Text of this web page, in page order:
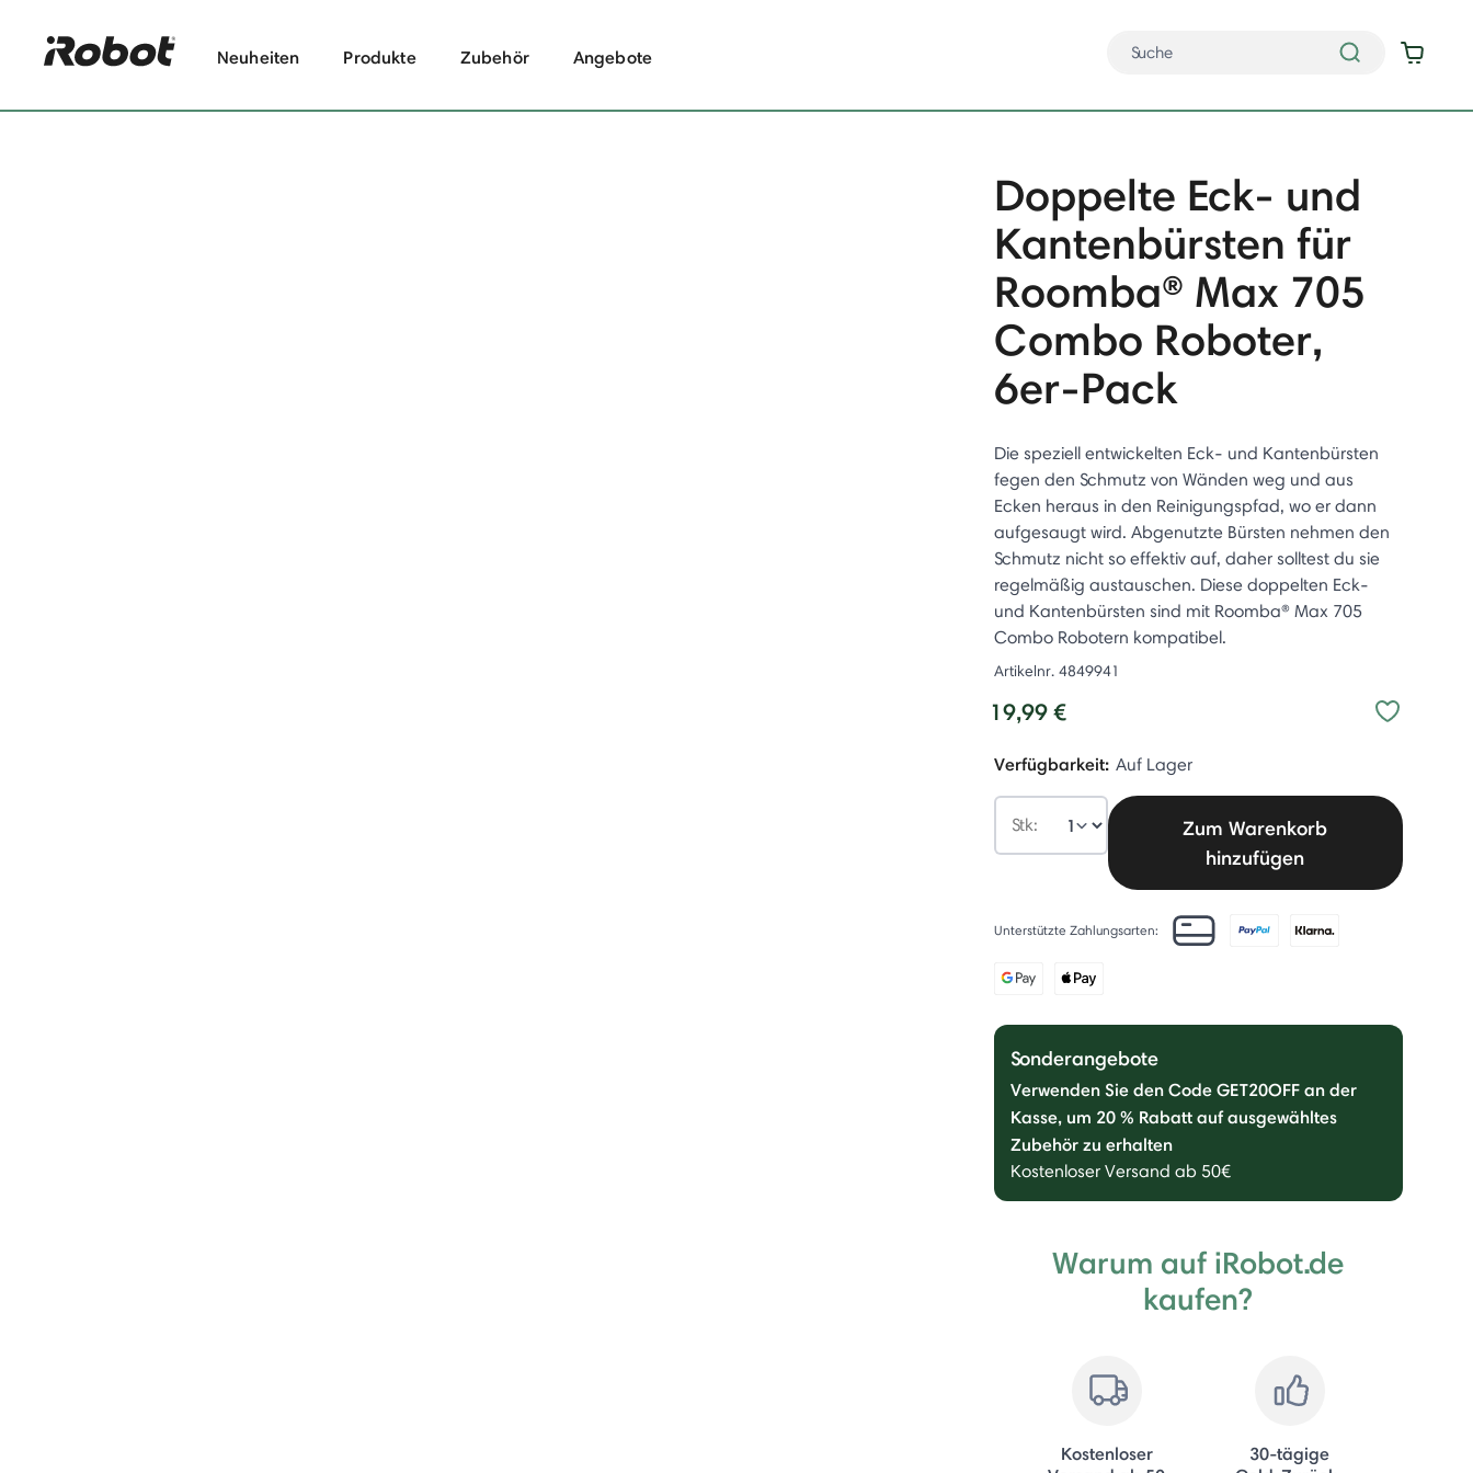
Neuheiten Produkte Zubehör Angebote
Doppelte Eck- und
Kantenbürsten für
Roomba® Max 705
Combo Roboter,
6er-Pack
Die speziell entwickelten Eck- und Kantenbürsten
fegen den Schmutz von Wänden weg und aus
Ecken heraus in den Reinigungspfad, wo er dann
aufgesaugt wird. Abgenutzte Bürsten nehmen den
Schmutz nicht so effektiv auf, daher solltest du sie
regelmäßig austauschen. Diese doppelten Eck-
und Kantenbürsten sind mit Roomba® Max 705
Combo Robotern kompatibel.
Artikelnr. 4849941
19,99 €
Verfügbarkeit: Auf Lager
Stk:
Zum Warenkorb
hinzufügen
Unterstützte Zahlungsarten:
Sonderangebote
Verwenden Sie den Code GET20OFF an der
Kasse, um 20 % Rabatt auf ausgewähltes
Zubehör zu erhalten
Kostenloser Versand ab 50€
Warum auf iRobot.de
kaufen?
Kostenloser
30-tägige